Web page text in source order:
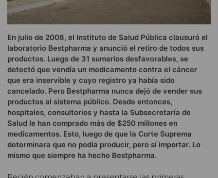
En julio de 2008, el Instituto de Salud Pública clausuró el
laboratorio Bestpharma y anunció el retiro de todos sus
productos. Luego de 31 sumarios desfavorables, se
detectó que vendía un medicamento contra el cáncer
que era inservible y cuyo registro ya había sido
cancelado. Pero Bestpharma nunca dejó de vender sus
productos al sistema público. Desde entonces,
hospitales, consultorios y hasta la Subsecretaría de
Salud le han comprado más de $250 millones en
medicamentos. Esto, luego de que la Corte Suprema
determinara que no podía producir, pero sí importar. Lo
mismo que siempre ha hecho Bestpharma.